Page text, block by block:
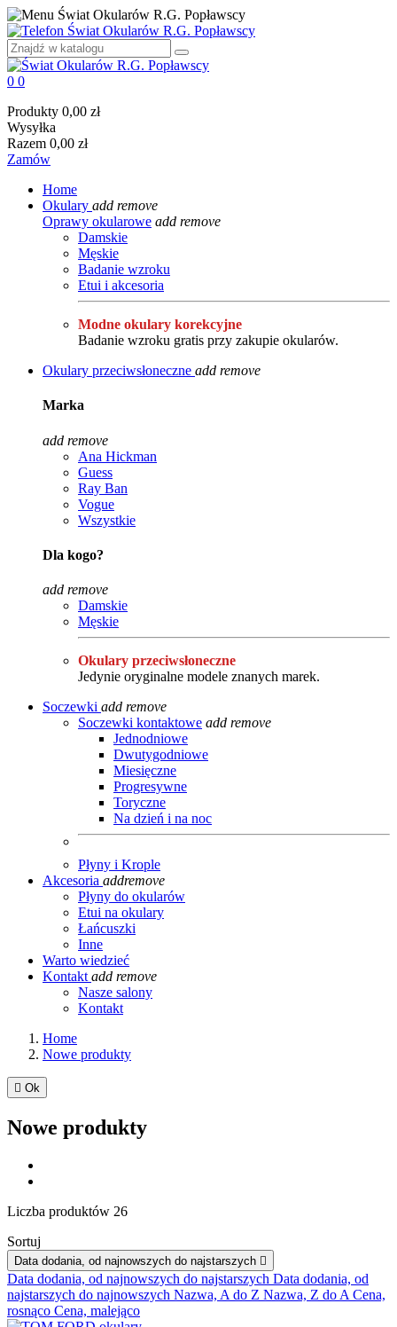
0 0
Produkty 0,00 zł
Wysyłka
Razem 0,00 zł
Zamów
Home
Okulary add remove
Oprawy okularowe add remove
Damskie
Męskie
Badanie wzroku
Etui i akcesoria
Modne okulary korekcyjne
Badanie wzroku gratis przy zakupie okularów.
Okulary przeciwsłoneczne add remove
Marka
add remove
Ana Hickman
Guess
Ray Ban
Vogue
Wszystkie
Dla kogo?
add remove
Damskie
Męskie
Okulary przeciwsłoneczne
Jedynie oryginalne modele znanych marek.
Soczewki add remove
Soczewki kontaktowe add remove
Jednodniowe
Dwutygodniowe
Miesięczne
Progresywne
Toryczne
Na dzień i na noc
Płyny i Krople
Akcesoria addremove
Płyny do okularów
Etui na okulary
Łańcuszki
Inne
Warto wiedzieć
Kontakt add remove
Nasze salony
Kontakt
Home
Nowe produkty
 Ok
Nowe produkty
Liczba produktów 26
Sortuj
Data dodania, od najnowszych do najstarszych 
Data dodania, od najnowszych do najstarszych Data dodania, od
najstarszych do najnowszych Nazwa, A do Z Nazwa, Z do A Cena,
rosnąco Cena, malejąco